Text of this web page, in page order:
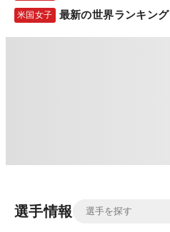
米国女子 最新の世界ランキング
選手情報